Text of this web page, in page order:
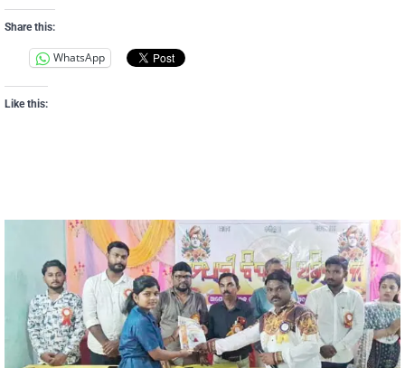
Share this:
WhatsApp
Like this: